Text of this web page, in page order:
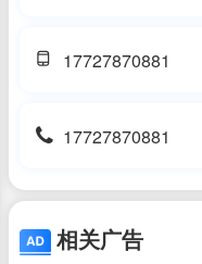
17727870881
17727870881
相关广告